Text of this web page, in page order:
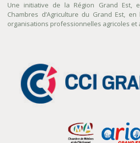
Une initiative de la Région Grand Est,
Chambres d’Agriculture du Grand Est,
organisations professionnelles agricoles et